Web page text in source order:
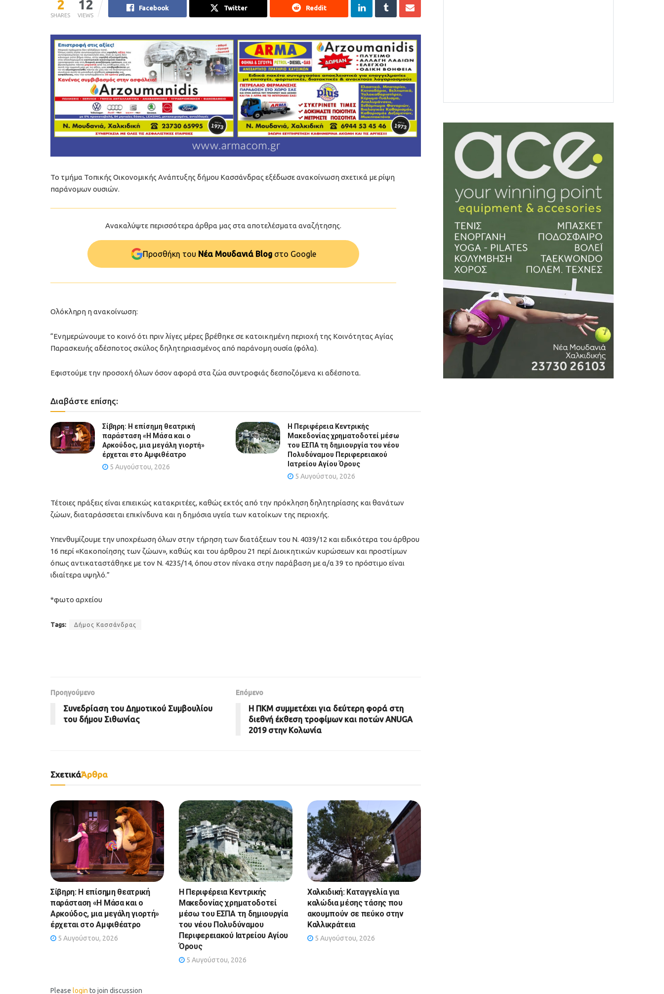
2
SHARES
12
VIEWS
Facebook Twitter Reddit
Το τμήμα Τοπικής Οικονομικής Ανάπτυξης δήμου Κασσάνδρας εξέδωσε ανακοίνωση σχετικά με ρίψη
παράνομων ουσιών.
Ανακαλύψτε περισσότερα άρθρα μας στα αποτελέσματα αναζήτησης.
Προσθήκη του Νέα Μουδανιά Blogστo Google
Ολόκληρη η ανακοίνωση:
“Ενημερώνουμε το κοινό ότι πριν λίγες μέρες βρέθηκε σε κατοικημένη περιοχή της Κοινότητας Αγίας
Παρασκευής αδέσποτος σκύλος δηλητηριασμένος από παράνομη ουσία (φόλα).
Εφιστούμε την προσοχή όλων όσον αφορά στα ζώα συντροφιάς δεσποζόμενα κι αδέσποτα.
Διαβάστε επίσης:
Σίβηρη: Η επίσημη θεατρική
παράσταση «Η Μάσα και ο
Αρκούδος, μια μεγάλη γιορτή»
έρχεται στο Αμφιθέατρο
5 Αυγούστου, 2026
Η Περιφέρεια Κεντρικής
Μακεδονίας χρηματοδοτεί μέσω
του ΕΣΠΑ τη δημιουργία του νέου
Πολυδύναμου Περιφερειακού
Ιατρείου Αγίου Όρους
5 Αυγούστου, 2026
Τέτοιες πράξεις είναι επιεικώς κατακριτέες, καθώς εκτός από την πρόκληση δηλητηρίασης και θανάτων
ζώων, διαταράσσεται επικίνδυνα και η δημόσια υγεία των κατοίκων της περιοχής.
Υπενθυμίζουμε την υποχρέωση όλων στην τήρηση των διατάξεων του Ν. 4039/12 και ειδικότερα του άρθρου
16 περί «Κακοποίησης των ζώων», καθώς και του άρθρου 21 περί Διοικητικών κυρώσεων και προστίμων
όπως αντικαταστάθηκε με τον Ν. 4235/14, όπου στον πίνακα στην παράβαση με α/α 39 το πρόστιμο είναι
ιδιαίτερα υψηλό.”
*φωτο αρχείου
Tags: Δήμος Κασσάνδρας
Προηγούμενο
Συνεδρίαση του Δημοτικού Συμβουλίου
του δήμου Σιθωνίας
Επόμενο
Η ΠΚΜ συμμετέχει για δεύτερη φορά στη
διεθνή έκθεση τροφίμων και ποτών ANUGA
2019 στην Κολωνία
ΣχετικάΆρθρα
Σίβηρη: Η επίσημη θεατρική
παράσταση «Η Μάσα και ο
Αρκούδος, μια μεγάλη γιορτή»
έρχεται στο Αμφιθέατρο
5 Αυγούστου, 2026
Η Περιφέρεια Κεντρικής
Μακεδονίας χρηματοδοτεί
μέσω του ΕΣΠΑ τη δημιουργία
του νέου Πολυδύναμου
Περιφερειακού Ιατρείου Αγίου
Όρους
5 Αυγούστου, 2026
Χαλκιδική: Καταγγελία για
καλώδια μέσης τάσης που
ακουμπούν σε πεύκο στην
Καλλικράτεια
5 Αυγούστου, 2026
Please login to join discussion